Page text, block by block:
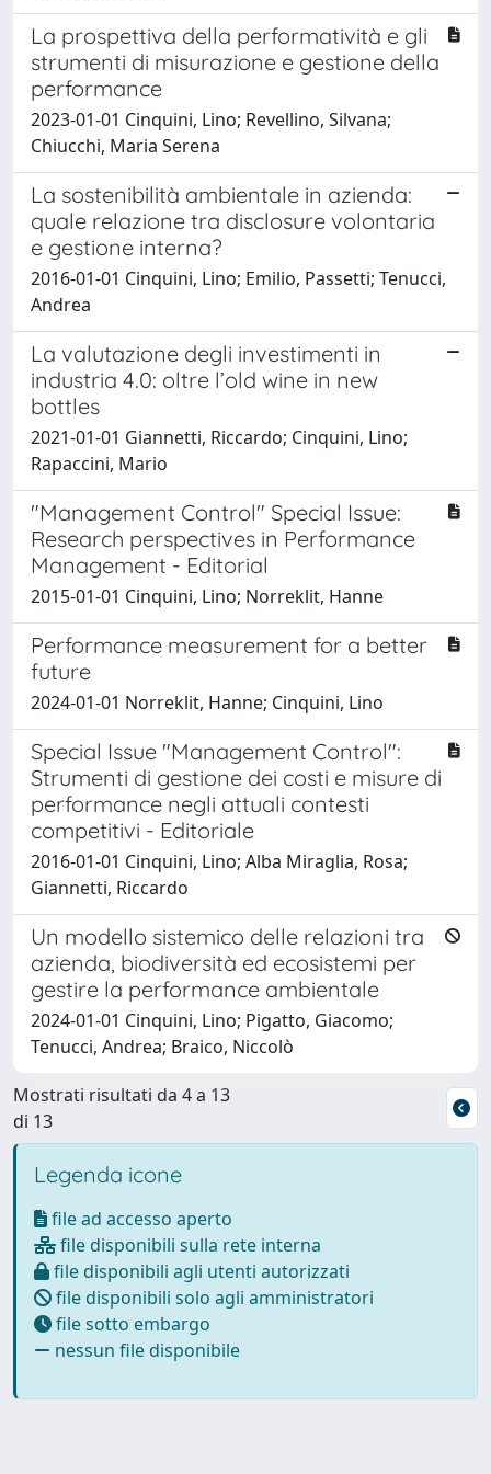
La prospettiva della performatività e gli
strumenti di misurazione e gestione della
performance
2023-01-01 Cinquini, Lino; Revellino, Silvana;
Chiucchi, Maria Serena
La sostenibilità ambientale in azienda:
quale relazione tra disclosure volontaria
e gestione interna?
2016-01-01 Cinquini, Lino; Emilio, Passetti; Tenucci,
Andrea
La valutazione degli investimenti in
industria 4.0: oltre l’old wine in new
bottles
2021-01-01 Giannetti, Riccardo; Cinquini, Lino;
Rapaccini, Mario
"Management Control" Special Issue:
Research perspectives in Performance
Management - Editorial
2015-01-01 Cinquini, Lino; Norreklit, Hanne
Performance measurement for a better
future
2024-01-01 Norreklit, Hanne; Cinquini, Lino
Special Issue "Management Control":
Strumenti di gestione dei costi e misure di
performance negli attuali contesti
competitivi - Editoriale
2016-01-01 Cinquini, Lino; Alba Miraglia, Rosa;
Giannetti, Riccardo
Un modello sistemico delle relazioni tra
azienda, biodiversità ed ecosistemi per
gestire la performance ambientale
2024-01-01 Cinquini, Lino; Pigatto, Giacomo;
Tenucci, Andrea; Braico, Niccolò
Mostrati risultati da 4 a 13
di 13
Legenda icone
file ad accesso aperto
file disponibili sulla rete interna
file disponibili agli utenti autorizzati
file disponibili solo agli amministratori
file sotto embargo
nessun file disponibile